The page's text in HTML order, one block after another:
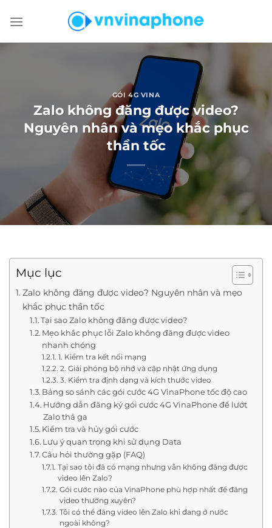
đến
GÓI 4G VINA
Zalo không đăng được video?
Nguyên nhân và mẹo khắc phục
thần tốc
Mục lục
Zalo không đăng được video? Nguyên nhân và mẹo
khắc phục thần tốc
Tại sao Zalo không đăng được video?
Mẹo khắc phục lỗi Zalo không đăng được video
nhanh chóng
1. Kiểm tra kết nối mạng
2. Giải phóng bộ nhớ và cập nhật ứng dụng
3. Kiểm tra định dạng và kích thước video
Bảng so sánh các gói cước 4G VinaPhone tốc độ cao
Hướng dẫn đăng ký gói cước 4G VinaPhone để lướt
Zalo thả ga
Kiểm tra và hủy gói cước
Lưu ý quan trọng khi sử dụng Data
Câu hỏi thường gặp (FAQ)
Tại sao tôi đã có mạng nhưng vẫn không đăng được
video lên Zalo?
Gói cước nào của VinaPhone phù hợp nhất để đăng
video thường xuyên?
Tôi có thể đăng video lên Zalo khi đang ở nước
ngoài không?